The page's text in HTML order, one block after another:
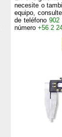
necesite o
equipo,
de teléfono902
número +56 2